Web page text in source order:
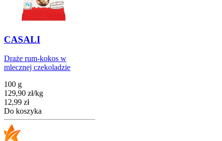
CASALI
Draże rum-kokos w
mlecznej czekoladzie
100 g
129,90 zł/kg
Cena
12,99 zł
Do koszyka